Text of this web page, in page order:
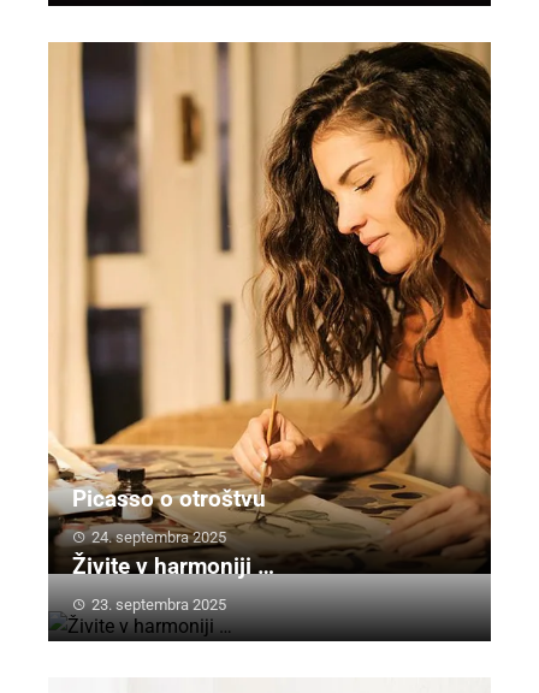
Picasso o otroštvu
24. septembra 2025
Živite v harmoniji …
23. septembra 2025